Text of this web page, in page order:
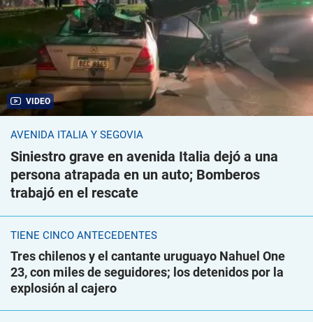
VIDEO
AVENIDA ITALIA Y SEGOVIA
Siniestro grave en avenida Italia dejó a una
persona atrapada en un auto; Bomberos
trabajó en el rescate
TIENE CINCO ANTECEDENTES
Tres chilenos y el cantante uruguayo Nahuel One
23, con miles de seguidores; los detenidos por la
explosión al cajero